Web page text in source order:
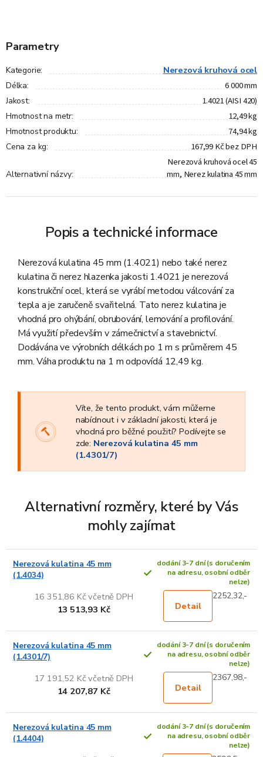
Parametry
Kategorie: Nerezová kruhová ocel
Délka: 6 000 mm
Jakost: 1.4021 (AISI 420)
Hmotnost na metr: 12,49 kg
Hmotnost produktu: 74,94 kg
Cena za kg: 167,99 Kč bez DPH
Alternativní názvy:
Nerezová kruhová ocel 45
mm, Nerez kulatina 45 mm
Popis a technické informace
Nerezová kulatina 45 mm (1.4021) nebo také nerez
kulatina či nerez hlazenka jakosti 1.4021 je nerezová
konstrukční ocel, která se vyrábí metodou válcování za
tepla a je zaručeně svařitelná. Tato nerez kulatina je
vhodná pro ohýbání, obrubování, lemování a profilování.
Má využití především v zámečnictví a stavebnictví.
Dodávána ve výrobních délkách po 1 m s průměrem 45
mm. Váha produktu na 1 m odpovídá 12,49 kg.
Víte, že tento produkt, vám můžeme
nabídnout i v základní jakosti, která je
vhodná pro běžné použití? Podívejte se
zde: Nerezová kulatina 45 mm
(1.4301/7)
Alternativní rozměry, které by Vás
mohly zajímat
Nerezová kulatina 45 mm
(1.4034)
dodání 3-7 dní (s doručením
na adresu, osobní odběr
nelze)
16 351,86 Kč včetně DPH
13 513,93 Kč
Detail
2252,32,-
Nerezová kulatina 45 mm
(1.4301/7)
dodání 3-7 dní (s doručením
na adresu, osobní odběr
nelze)
17 191,52 Kč včetně DPH
14 207,87 Kč
Detail
2367,98,-
Nerezová kulatina 45 mm
(1.4404)
dodání 3-7 dní (s doručením
na adresu, osobní odběr
nelze)